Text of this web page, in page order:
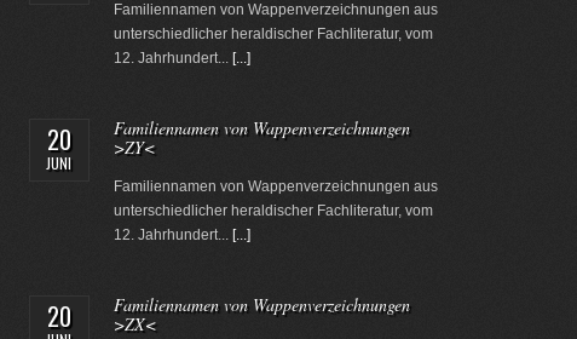
Familiennamen von Wappenverzeichnungen aus
unterschiedlicher heraldischer Fachliteratur, vom
12. Jahrhundert... [...]
20
JUNI
Familiennamen von Wappenverzeichnungen
>ZY<
Familiennamen von Wappenverzeichnungen aus
unterschiedlicher heraldischer Fachliteratur, vom
12. Jahrhundert... [...]
20
Familiennamen von Wappenverzeichnungen
>ZX<